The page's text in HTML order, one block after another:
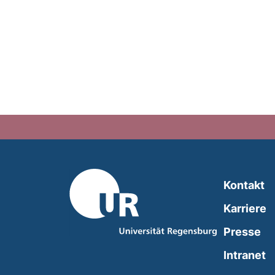
Kontakt
Karriere
Presse
Intranet